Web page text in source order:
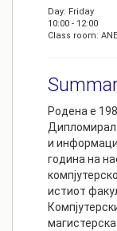
Day: Friday
10:00 - 12:00
Class room:
Родена е
и
година на
истиот